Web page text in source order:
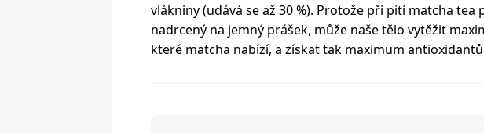
vlákniny (udává se až 30 %). Protože při pití matcha tea
nadrcený na jemný prášek, může naše tělo vytěžit
které matcha nabízí, a získat tak maximum